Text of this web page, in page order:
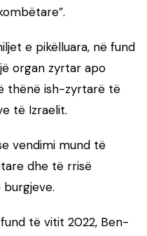
e pikëlluara, në fund
organ zyrtar apo
thënë ish-zyrtarë të
të Izraelit.
vendimi mund të
dhe të rrisë
të vitit 2022, Ben-